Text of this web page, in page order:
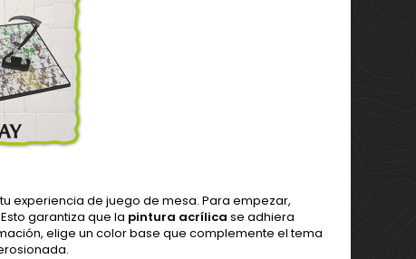
experiencia de juego de mesa. Para empezar,
garantiza que la pintura acrílica se adhiera
elige un color base que complemente el tema